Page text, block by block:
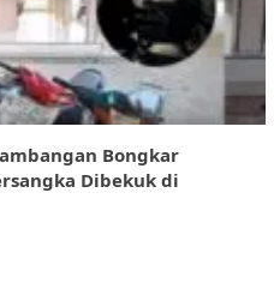
Bongkar
Dibekuk di